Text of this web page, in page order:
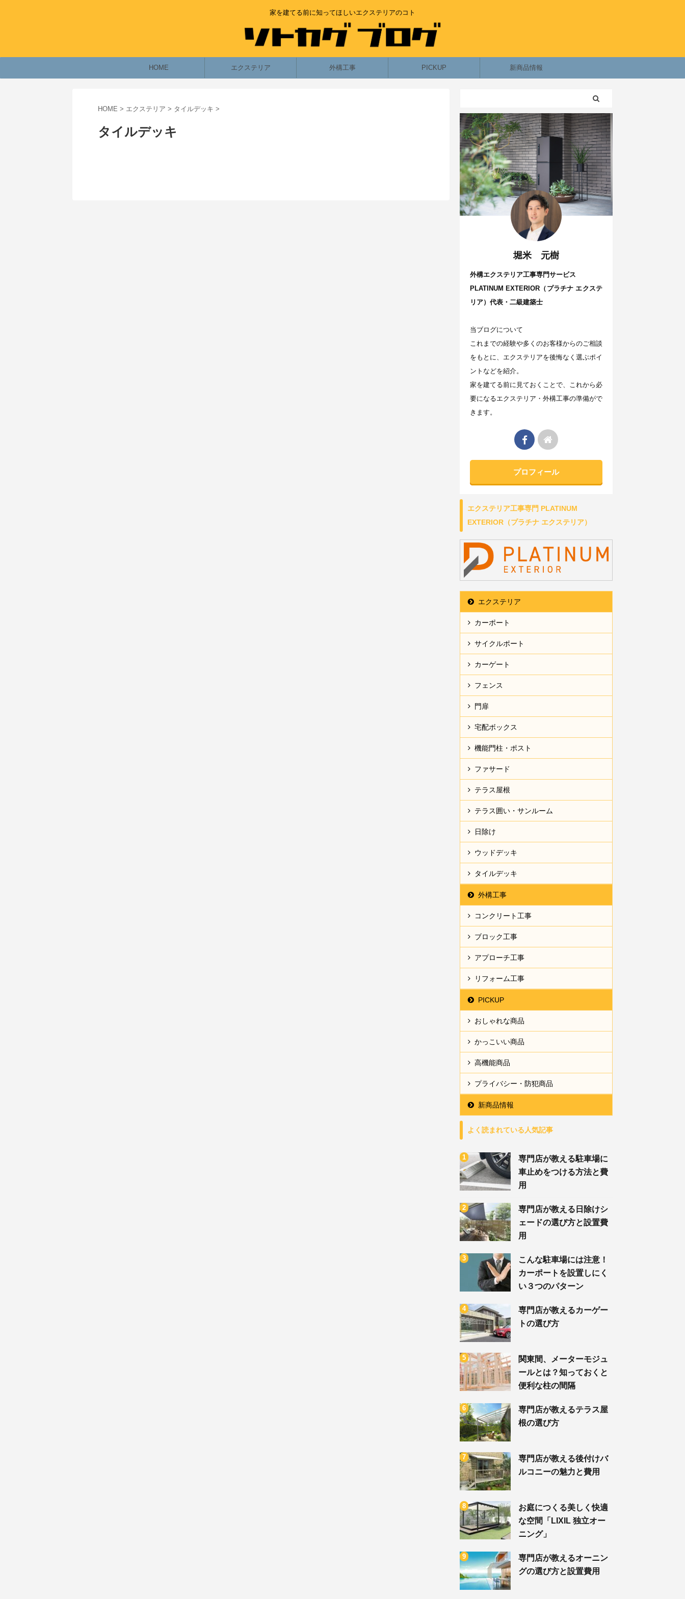
家を建てる前に知ってほしいエクステリアのコト
HOME エクステリア 外構工事 PICKUP 新商品情報
HOME > エクステリア > タイルデッキ >
タイルデッキ
堀米 元樹
外構エクステリア工事専門サービス
PLATINUM EXTERIOR（プラチナ エクステ
リア）代表・二級建築士
当ブログについて
これまでの経験や多くのお客様からのご相談
をもとに、エクステリアを後悔なく選ぶポイ
ントなどを紹介。
家を建てる前に見ておくことで、これから必
要になるエクステリア・外構工事の準備がで
きます。
プロフィール
エクステリア工事専門 PLATINUM
EXTERIOR（プラチナ エクステリア）
エクステリア
カーポート
サイクルポート
カーゲート
フェンス
門扉
宅配ボックス
機能門柱・ポスト
ファサード
テラス屋根
テラス囲い・サンルーム
日除け
ウッドデッキ
タイルデッキ
外構工事
コンクリート工事
ブロック工事
アプローチ工事
リフォーム工事
PICKUP
おしゃれな商品
かっこいい商品
高機能商品
プライバシー・防犯商品
新商品情報
よく読まれている人気記事
専門店が教える駐車場に
車止めをつける方法と費
用
専門店が教える日除けシ
ェードの選び方と設置費
用
こんな駐車場には注意！
カーポートを設置しにく
い３つのパターン
専門店が教えるカーゲー
トの選び方
関東間、メーターモジュ
ールとは？知っておくと
便利な柱の間隔
専門店が教えるテラス屋
根の選び方
専門店が教える後付けバ
ルコニーの魅力と費用
お庭につくる美しく快適
な空間「LIXIL 独立オー
ニング」
専門店が教えるオーニン
グの選び方と設置費用